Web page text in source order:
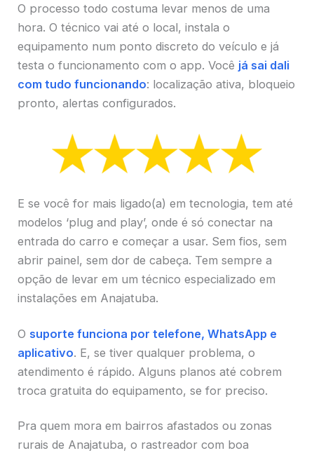
O processo todo costuma levar menos de uma
hora. O técnico vai até o local, instala o
equipamento num ponto discreto do veículo e já
testa o funcionamento com o app. Você já sai dali
com tudo funcionando: localização ativa, bloqueio
pronto, alertas configurados.
E se você for mais ligado(a) em tecnologia, tem até
modelos ‘plug and play’, onde é só conectar na
entrada do carro e começar a usar. Sem fios, sem
abrir painel, sem dor de cabeça. Tem sempre a
opção de levar em um técnico especializado em
instalações em Anajatuba.
O suporte funciona por telefone, WhatsApp e
aplicativo. E, se tiver qualquer problema, o
atendimento é rápido. Alguns planos até cobrem
troca gratuita do equipamento, se for preciso.
Pra quem mora em bairros afastados ou zonas
rurais de Anajatuba, o rastreador com boa